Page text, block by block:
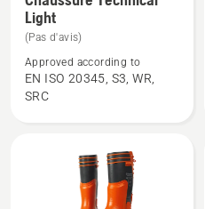
plus
de
détails
sur
Chaussure
Light
(Pas d'avis)
Approved according to
EN ISO 20345, S3, WR,
SRC